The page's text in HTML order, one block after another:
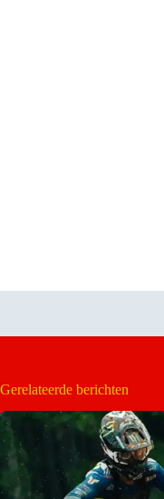
Gerelateerde berichten